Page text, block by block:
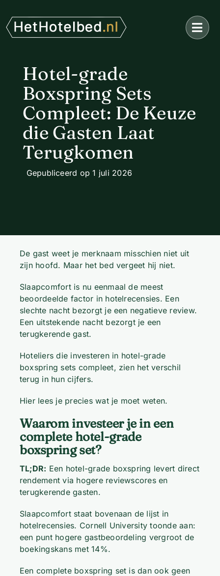
naar
inhoud
Hotel-grade
Boxspring Sets
Compleet: De Keuze
die Gasten Laat
Terugkomen
Gepubliceerd op 1 juli 2026
De gast weet je merknaam misschien niet uit
zijn hoofd. Maar het bed vergeet hij niet.
Slaapcomfort is nu eenmaal de meest
beoordeelde factor in hotelrecensies. Een
slechte nacht bezorgt je een negatieve review.
Een uitstekende nacht bezorgt je een
terugkerende gast.
Hoteliers die investeren in hotel-grade
boxspring sets compleet, zien het verschil
terug in hun cijfers.
Hier lees je precies wat je moet weten.
Waarom investeer je in een
complete hotel-grade
boxspring set?
TL;DR: Een hotel-grade boxspring levert direct
rendement via hogere reviewscores en
terugkerende gasten.
Slaapcomfort staat bovenaan de lijst in
hotelrecensies. Cornell University toonde aan:
een punt hogere gastbeoordeling vergroot de
boekingskans met 14%.
Een complete boxspring set is dan ook geen